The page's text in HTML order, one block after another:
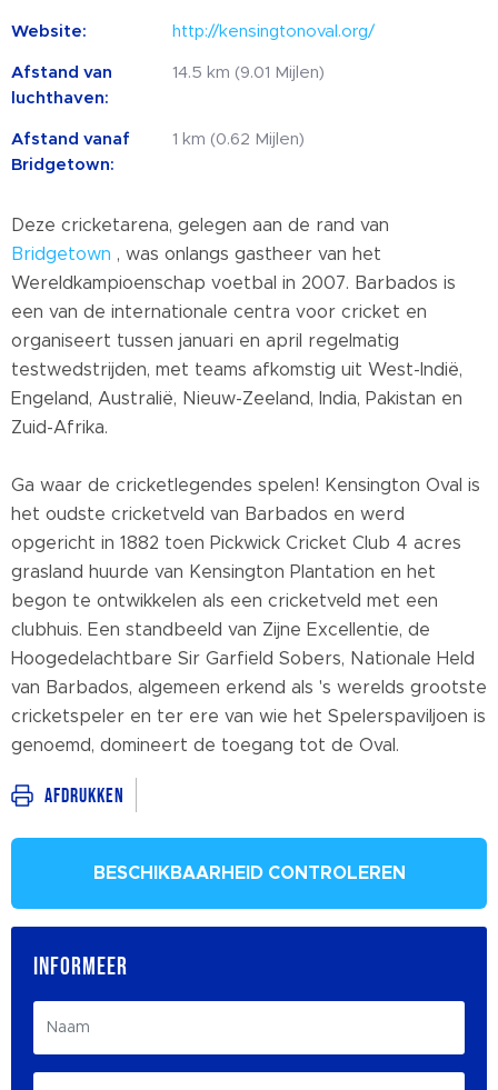
Website: http://kensingtonoval.org/
Afstand van
luchthaven:
14.5 km (9.01 Mijlen)
Afstand vanaf
Bridgetown:
1 km (0.62 Mijlen)
Deze cricketarena, gelegen aan de rand van
Bridgetown , was onlangs gastheer van het
Wereldkampioenschap voetbal in 2007. Barbados is
een van de internationale centra voor cricket en
organiseert tussen januari en april regelmatig
testwedstrijden, met teams afkomstig uit West-Indië,
Engeland, Australië, Nieuw-Zeeland, India, Pakistan en
Zuid-Afrika.
Ga waar de cricketlegendes spelen! Kensington Oval is
het oudste cricketveld van Barbados en werd
opgericht in 1882 toen Pickwick Cricket Club 4 acres
grasland huurde van Kensington Plantation en het
begon te ontwikkelen als een cricketveld met een
clubhuis. Een standbeeld van Zijne Excellentie, de
Hoogedelachtbare Sir Garfield Sobers, Nationale Held
van Barbados, algemeen erkend als 's werelds grootste
cricketspeler en ter ere van wie het Spelerspaviljoen is
genoemd, domineert de toegang tot de Oval.
Afdrukken
BESCHIKBAARHEID CONTROLEREN
INFORMEER